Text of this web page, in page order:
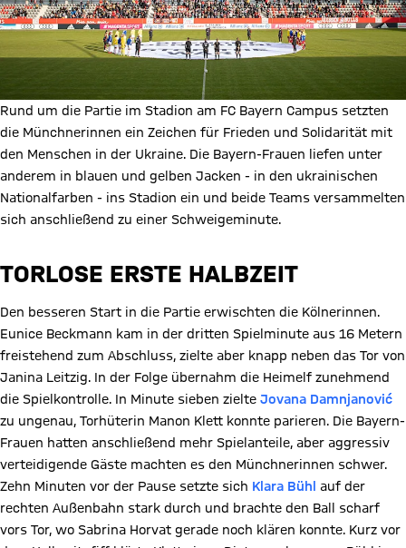
Rund um die Partie im Stadion am FC Bayern Campus setzten
die Münchnerinnen ein Zeichen für Frieden und Solidarität mit
den Menschen in der Ukraine. Die Bayern-Frauen liefen unter
anderem in blauen und gelben Jacken - in den ukrainischen
Nationalfarben - ins Stadion ein und beide Teams versammelten
sich anschließend zu einer Schweigeminute.
TORLOSE ERSTE HALBZEIT
Den besseren Start in die Partie erwischten die Kölnerinnen.
Eunice Beckmann kam in der dritten Spielminute aus 16 Metern
freistehend zum Abschluss, zielte aber knapp neben das Tor von
Janina Leitzig. In der Folge übernahm die Heimelf zunehmend
die Spielkontrolle. In Minute sieben zielte Jovana Damnjanović
zu ungenau, Torhüterin Manon Klett konnte parieren. Die Bayern-
Frauen hatten anschließend mehr Spielanteile, aber aggressiv
verteidigende Gäste machten es den Münchnerinnen schwer.
Zehn Minuten vor der Pause setzte sich Klara Bühl
auf der
rechten Außenbahn stark durch und brachte den Ball scharf
vors Tor, wo Sabrina Horvat gerade noch klären konnte. Kurz vor